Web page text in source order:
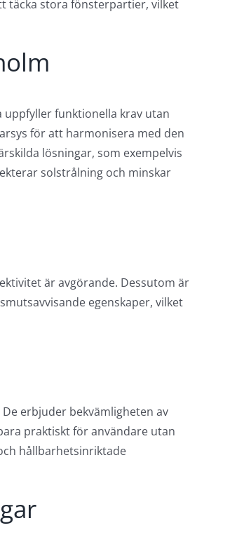
täcka stora fönsterpartier, vilket
funktionella krav utan
för att harmonisera med den
lösningar, som exempelvis
solstrålning och minskar
är avgörande. Dessutom är
egenskaper, vilket
erbjuder bekvämligheten av
praktiskt för användare utan
hållbarhetsinriktade